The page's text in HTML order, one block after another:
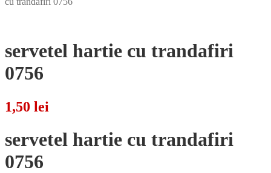
servetel hartie cu trandafiri
0756
1,50 lei
servetel hartie cu trandafiri
0756